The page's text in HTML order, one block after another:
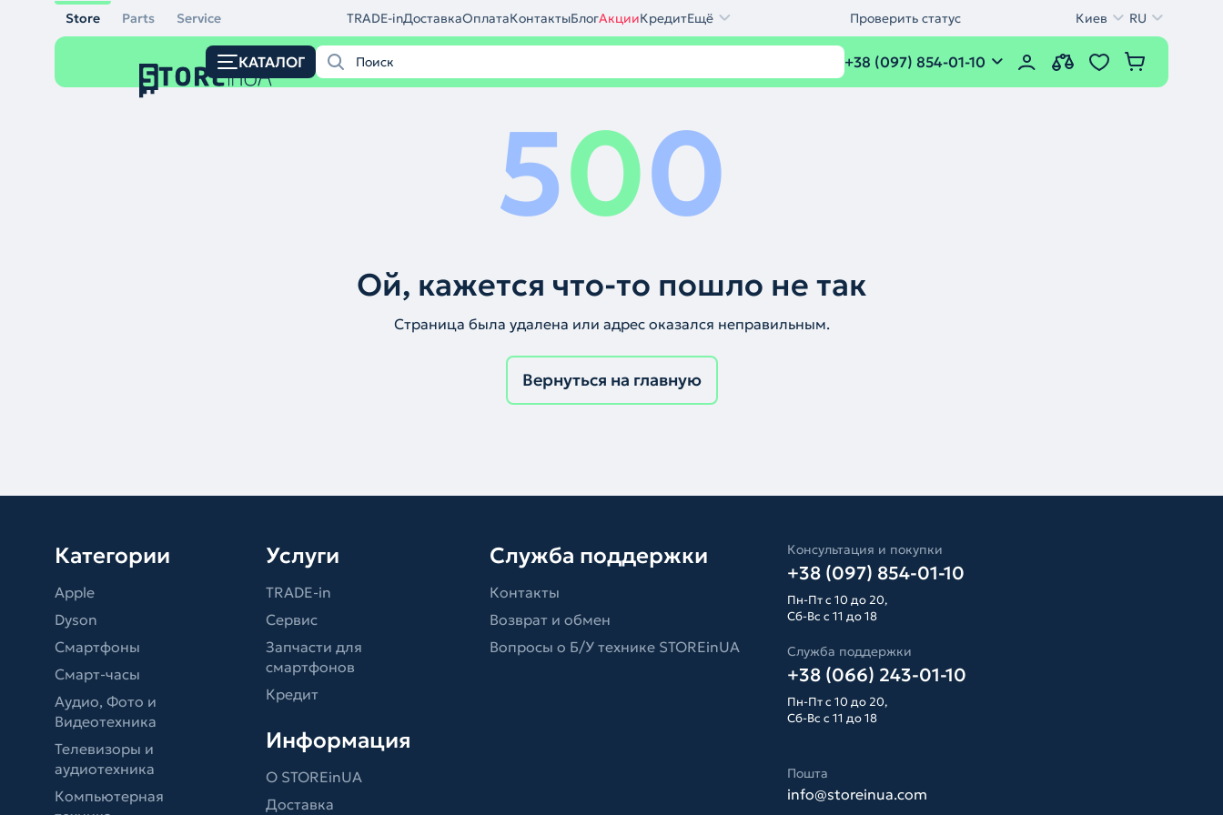
Store Parts Service TRADE-inДоставкаОплатаКонтактыБлогАкцииКредитЕщё Проверить статус Киев RU
КАТАЛОГ +38 (097) 854-01-10
500
Ой, кажется что-то пошло не так
Страница была удалена или адрес оказался неправильным.
Вернуться на главную
Категории
Apple
Dyson
Смартфоны
Смарт-часы
Аудио, Фото и
Видеотехника
Телевизоры и
аудиотехника
Компьютерная
Услуги
TRADE-in
Сервис
Запчасти для
смартфонов
Кредит
Информация
О STOREinUA
Доставка
Служба поддержки
Контакты
Возврат и обмен
Вопросы о Б/У технике STOREinUA
Консультация и покупки
+38 (097) 854-01-10
Пн-Пт с 10 до 20,
Сб-Вс с 11 до 18
Служба поддержки
+38 (066) 243-01-10
Пн-Пт с 10 до 20,
Сб-Вс с 11 до 18
Пошта
info@storeinua.com